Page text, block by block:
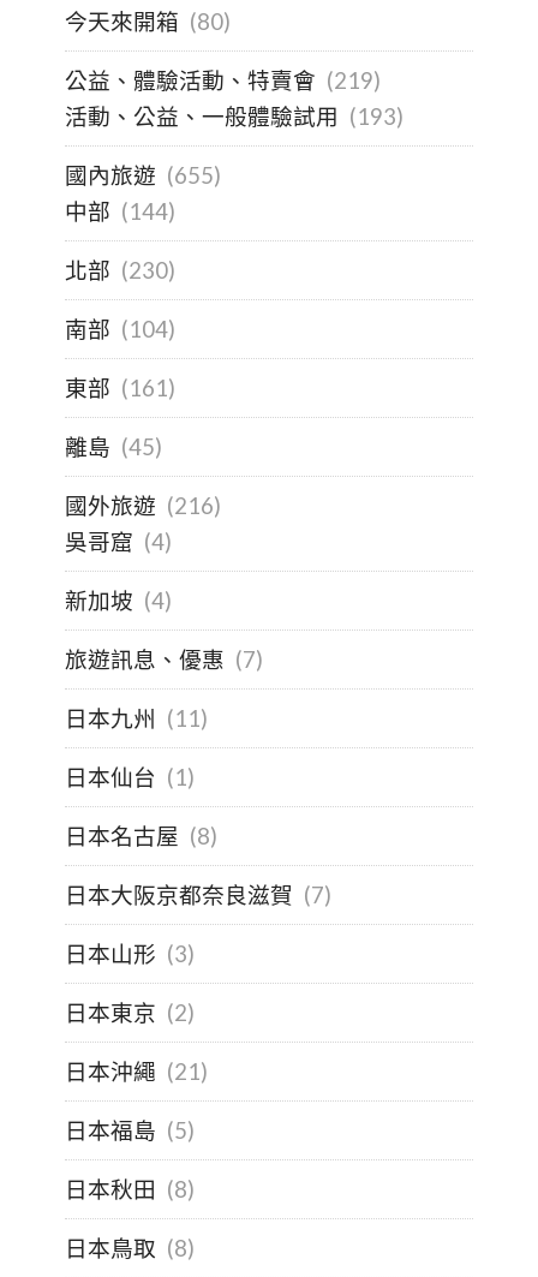
今天來開箱 (80)
公益、體驗活動、特賣會 (219)
活動、公益、一般體驗試用 (193)
國內旅遊 (655)
中部 (144)
北部 (230)
南部 (104)
東部 (161)
離島 (45)
國外旅遊 (216)
吳哥窟 (4)
新加坡 (4)
旅遊訊息、優惠 (7)
日本九州 (11)
日本仙台 (1)
日本名古屋 (8)
日本大阪京都奈良滋賀 (7)
日本山形 (3)
日本東京 (2)
日本沖繩 (21)
日本福島 (5)
日本秋田 (8)
日本鳥取 (8)